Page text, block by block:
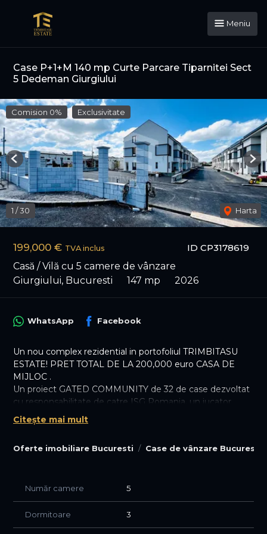
Meniu
Case P+1+M 140 mp Curte Parcare Tiparnitei Sect
5 Dedeman Giurgiului
ID CP3178619
199,000 € TVA inclus
Casă / Vilă cu 5 camere de vânzare
Giurgiului, Bucuresti
147 mp 2026
Comision 0% Exclusivitate
1 /30 Harta
Previous
Oferte imobiliare Bucuresti Case de vânzare Bucuresti
WhatsApp Facebook
Un nou complex rezidential in portofoliul TRIMBITASU
ESTATE! PRET TOTAL DE LA 200,000 euro CASA DE
MIJLOC .
Un proiect GATED COMMUNITY de 32 de case dezvoltat
cu responsabilitate de catre ISG Romania, un jucator
important in piata imobiliara din Bucuresti
Dedeman Giurgiului, Sect 5, in zona cartierului Progresul,
Primaria amenajeaza Parcul Sinei
unitati insiruite, fiecare beneficiind de curte proprie, loc
Citește mai mult
Număr camere 5
Dormitoare 3